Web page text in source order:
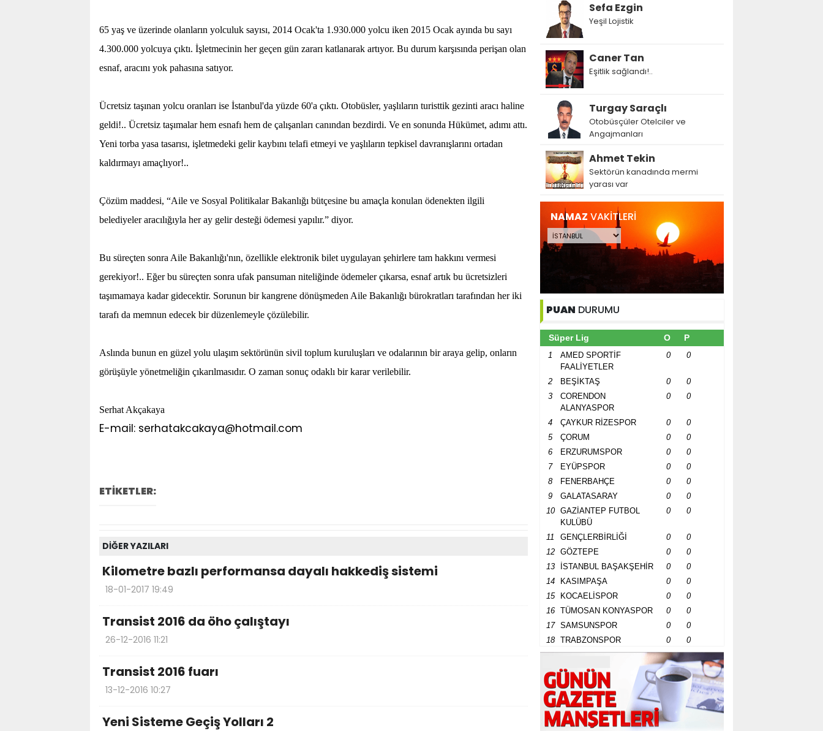
65 yaş ve üzerinde olanların yolculuk sayısı, 2014 Ocak'ta 1.930.000 yolcu iken 2015 Ocak ayında bu sayı
4.300.000 yolcuya çıktı. İşletmecinin her geçen gün zararı katlanarak artıyor. Bu durum karşısında perişan olan
esnaf, aracını yok pahasına satıyor.
Ücretsiz taşınan yolcu oranları ise İstanbul'da yüzde 60'a çıktı. Otobüsler, yaşlıların turisttik gezinti aracı haline
geldi!.. Ücretsiz taşımalar hem esnafı hem de çalışanları canından bezdirdi. Ve en sonunda Hükümet, adımı attı.
Yeni torba yasa tasarısı, işletmedeki gelir kaybını telafi etmeyi ve yaşlıların tepkisel davranışlarını ortadan
kaldırmayı amaçlıyor!..
Çözüm maddesi, “Aile ve Sosyal Politikalar Bakanlığı bütçesine bu amaçla konulan ödenekten ilgili
belediyeler aracılığıyla her ay gelir desteği ödemesi yapılır.” diyor.
Bu süreçten sonra Aile Bakanlığı'nın, özellikle elektronik bilet uygulayan şehirlere tam hakkını vermesi
gerekiyor!.. Eğer bu süreçten sonra ufak pansuman niteliğinde ödemeler çıkarsa, esnaf artık bu ücretsizleri
taşımamaya kadar gidecektir. Sorunun bir kangrene dönüşmeden Aile Bakanlığı bürokratları tarafından her iki
tarafı da memnun edecek bir düzenlemeyle çözülebilir.
Aslında bunun en güzel yolu ulaşım sektörünün sivil toplum kuruluşları ve odalarının bir araya gelip, onların
görüşüyle yönetmeliğin çıkarılmasıdır. O zaman sonuç odaklı bir karar verilebilir.
Serhat Akçakaya
E-mail: serhatakcakaya@hotmail.com
ETİKETLER:
DİĞER YAZILARI
Kilometre bazlı performansa dayalı hakkediş sistemi
18-01-2017 19:49
Transist 2016 da öho çalıştayı
26-12-2016 11:21
Transist 2016 fuarı
13-12-2016 10:27
Yeni Sisteme Geçiş Yolları 2
Sefa Ezgin
Yeşil Lojistik
Caner Tan
Eşitlik sağlandı!..
Turgay Saraçlı
Otobüsçüler Otelciler ve
Angajmanları
Ahmet Tekin
Sektörün kanadında mermi
yarası var
NAMAZ VAKİTLERİ
PUAN DURUMU
Süper Lig O P
1
AMED SPORTİF
FAALİYETLER
0 0
2 BEŞİKTAŞ 0
0
3
CORENDON
ALANYASPOR
0 0
4 ÇAYKUR RİZESPOR 0
0
5
ÇORUM 0
0
6
ERZURUMSPOR 0
0
7
EYÜPSPOR 0
0
8
FENERBAHÇE 0
0
9
GALATASARAY 0
0
10
GAZİANTEP FUTBOL
KULÜBÜ
0 0
11 GENÇLERBİRLİĞİ 0
0
12
GÖZTEPE 0
0
13
İSTANBUL BAŞAKŞEHİR 0
0
14
KASIMPAŞA 0
0
15
KOCAELİSPOR 0
0
16
TÜMOSAN KONYASPOR 0
0
17
SAMSUNSPOR 0
0
18
TRABZONSPOR 0 0